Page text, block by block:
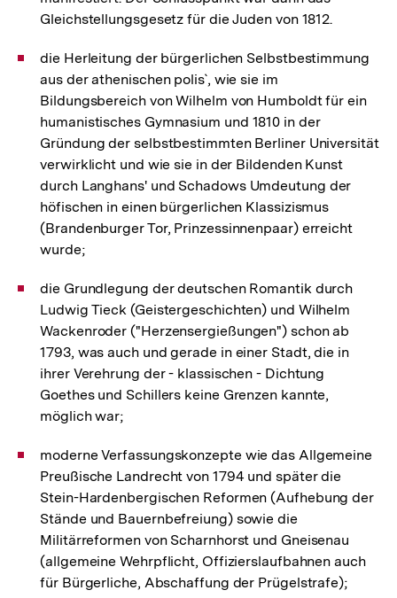
Gleichstellungsgesetz für die Juden von 1812.
die Herleitung der bürgerlichen Selbstbestimmung
aus der athenischen polis`, wie sie im
Bildungsbereich von Wilhelm von Humboldt für ein
humanistisches Gymnasium und 1810 in der
Gründung der selbstbestimmten Berliner Universität
verwirklicht und wie sie in der Bildenden Kunst
durch Langhans' und Schadows Umdeutung der
höfischen in einen bürgerlichen Klassizismus
(Brandenburger Tor, Prinzessinnenpaar) erreicht
wurde;
die Grundlegung der deutschen Romantik durch
Ludwig Tieck (Geistergeschichten) und Wilhelm
Wackenroder ("Herzensergießungen") schon ab
1793, was auch und gerade in einer Stadt, die in
ihrer Verehrung der - klassischen - Dichtung
Goethes und Schillers keine Grenzen kannte,
möglich war;
moderne Verfassungskonzepte wie das Allgemeine
Preußische Landrecht von 1794 und später die
Stein-Hardenbergischen Reformen (Aufhebung der
Stände und Bauernbefreiung) sowie die
Militärreformen von Scharnhorst und Gneisenau
(allgemeine Wehrpflicht, Offizierslaufbahnen auch
für Bürgerliche, Abschaffung der Prügelstrafe);